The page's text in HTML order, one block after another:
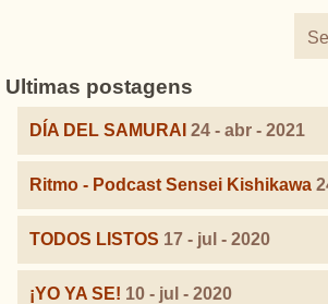
Ultimas postagens
DÍA DEL SAMURAI 24 - abr - 2021
Ritmo - Podcast Sensei Kishikawa
TODOS LISTOS 17 - jul - 2020
¡YO YA SE! 10 - jul - 2020